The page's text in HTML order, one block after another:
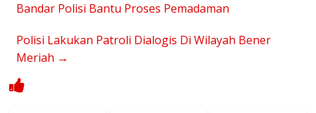
Bandar Polisi Bantu Proses Pemadaman
Polisi Lakukan Patroli Dialogis Di Wilayah Bener
Meriah →